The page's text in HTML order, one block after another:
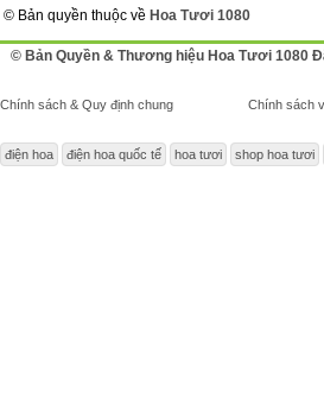
© Bản quyền thuộc về Hoa Tươi 1080
© Bản Quyền & Thương hiệu Hoa Tươi 1080
Chính sách & Quy định chung Chính sách
điện hoa điện hoa quốc tế hoa tươi shop hoa tươi